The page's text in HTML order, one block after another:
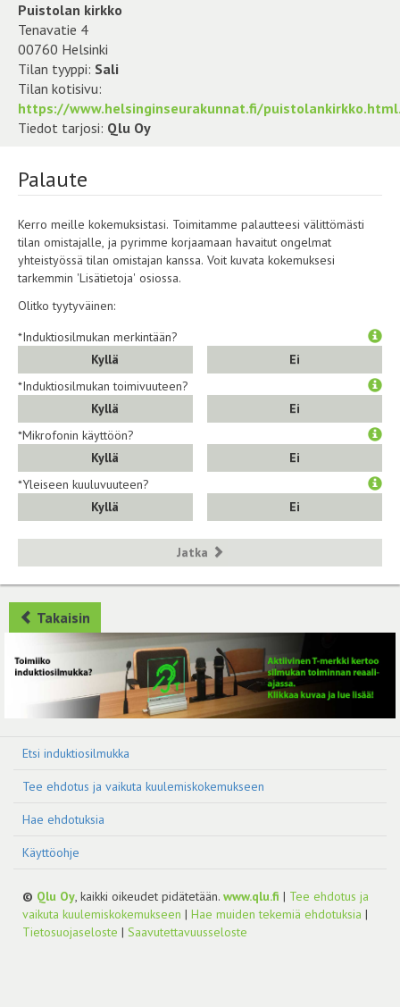
Puistolan kirkko
Tenavatie 4
00760 Helsinki
Tilan tyyppi: Sali
Tilan kotisivu:
https://www.helsinginseurakunnat.fi/
Tiedot tarjosi: Qlu Oy
Palaute
Kerro meille kokemuksistasi. Toimitamme palautteesi välittömästi
tilan omistajalle, ja pyrimme korjaamaan havaitut ongelmat
yhteistyössä tilan omistajan kanssa. Voit kuvata kokemuksesi
tarkemmin 'Lisätietoja' osiossa.
Olitko tyytyväinen:
*Induktiosilmukan merkintään?
Kyllä
Ei
*Induktiosilmukan toimivuuteen?
Kyllä
Ei
*Mikrofonin käyttöön?
Kyllä
Ei
*Yleiseen kuuluvuuteen?
Kyllä
Ei
Jatka
Takaisin
Etsi induktiosilmukka
Tee ehdotus ja vaikuta kuulemiskokemukseen
Hae ehdotuksia
Käyttöohje
© Qlu Oy, kaikki oikeudet pidätetään. www.qlu.fi | Tee ehdotus ja
vaikuta kuulemiskokemukseen | Hae muiden tekemiä ehdotuksia |
Tietosuojaseloste | Saavutettavuusseloste